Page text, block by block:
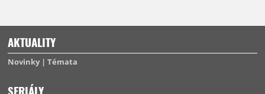
AKTUALITY
Novinky Témata
SERIÁLY